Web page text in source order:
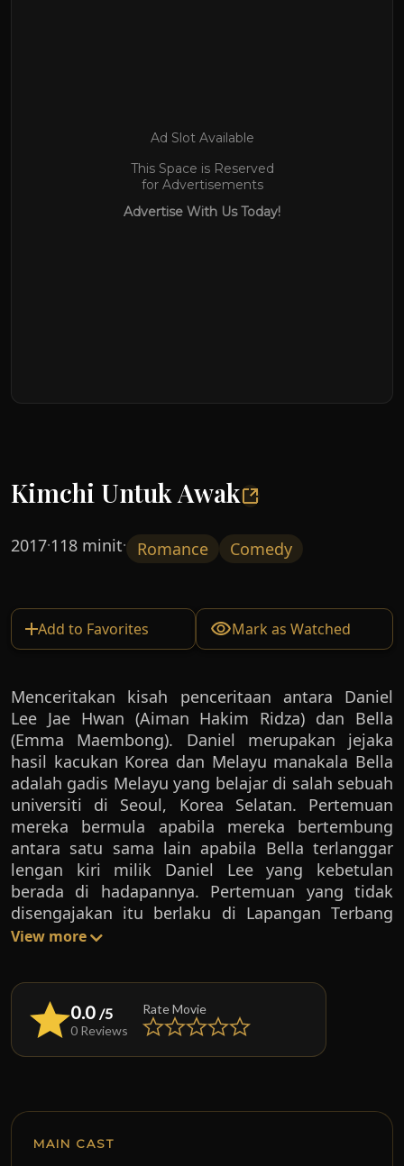
Ad Slot Available
This Space is Reserved
for Advertisements
Advertise With Us Today!
Kimchi Untuk Awak
2017·118 minit· Romance Comedy
Add to Favorites Mark as Watched
Menceritakan kisah penceritaan antara Daniel
Lee Jae Hwan (Aiman Hakim Ridza) dan Bella
(Emma Maembong). Daniel merupakan jejaka
hasil kacukan Korea dan Melayu manakala Bella
adalah gadis Melayu yang belajar di salah sebuah
universiti di Seoul, Korea Selatan. Pertemuan
mereka bermula apabila mereka bertembung
antara satu sama lain apabila Bella terlanggar
lengan kiri milik Daniel Lee yang kebetulan
berada di hadapannya. Pertemuan yang tidak
disengajakan itu berlaku di Lapangan Terbang
Antarabangsa Incheon, Korea Selatan semasa
menghabiskan cuti semesternya. Setelah sampai
di Malaysia Bella terus berjumpa dengan Kak
Longnya (Dira Abu Zahar) untuk melepaskan
perasaan rindu yang menebal. Suatu hari Kak
Long menyuruh Bella membuat kimchi sempena
tempat kak longnya bekerja ke Malaysia. Bella
sangat terkejut menerima kenyataan bahawa
Presiden syarikat kak Longnya yang ingin
View more
0.0 /5
0 Reviews
Rate Movie
MAIN CAST